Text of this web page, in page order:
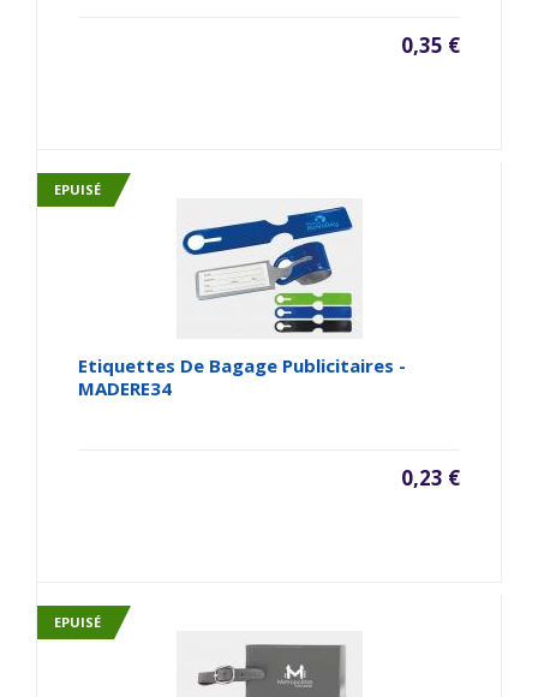
0,35 €
EPUISÉ
Etiquettes De Bagage Publicitaires -
MADERE34
0,23 €
EPUISÉ